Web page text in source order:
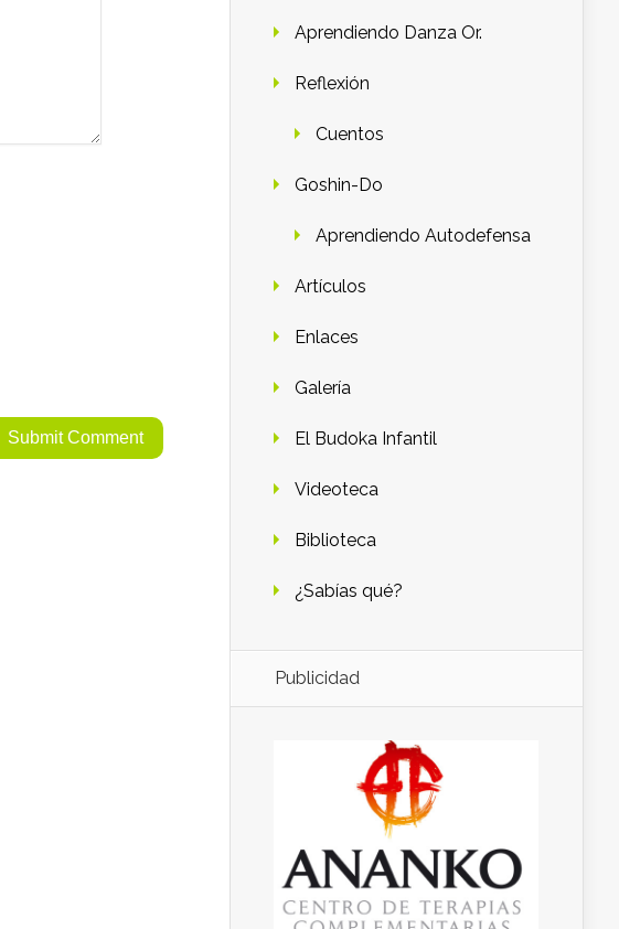
Aprendiendo Danza Or.
Reflexión
Cuentos
Goshin-Do
Aprendiendo Autodefensa
Artículos
Enlaces
Galería
El Budoka Infantil
Videoteca
Biblioteca
¿Sabías qué?
Publicidad